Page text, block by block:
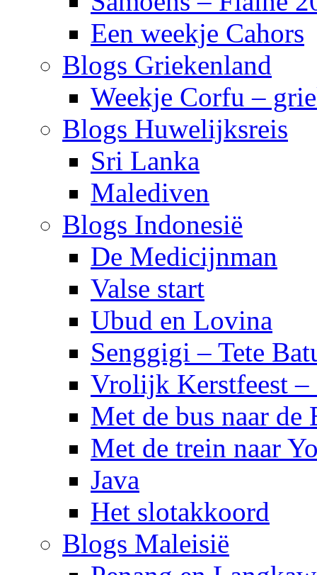
Een weekje Cahors
Blogs Griekenland
Weekje Corfu –
Blogs Huwelijksreis
Sri Lanka
Malediven
Blogs Indonesië
De Medicijnman
Valse start
Ubud en Lovina
Senggigi – Tete
Vrolijk Kerstfeest –
Met de bus naar
Met de trein naar
Java
Het slotakkoord
Blogs Maleisië